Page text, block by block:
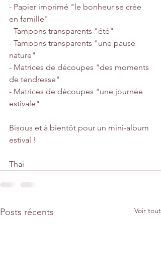
- Papier imprimé "le bonheur se crée
en famille"
- Tampons transparents "été"
- Tampons transparents "une pause
nature"
- Matrices de découpes "des moments
de tendresse"
- Matrices de découpes "une journée
estivale"
Bisous et à bientôt pour un mini-album
estival !
Thai
Posts récents Voir tout